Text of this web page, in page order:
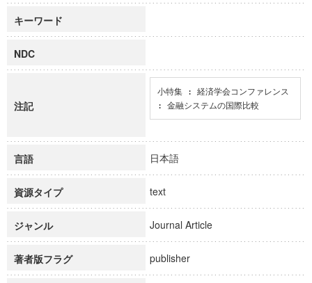
キーワード
NDC
注記
小特集 : 経済学会コンファレンス
: 金融システムの国際比較
言語 日本語
資源タイプ text
ジャンル Journal Article
著者版フラグ publisher